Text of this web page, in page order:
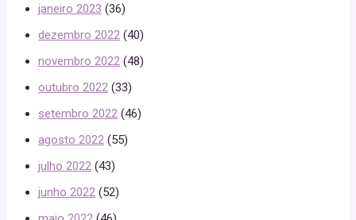
janeiro 2023 (36)
dezembro 2022 (40)
novembro 2022 (48)
outubro 2022 (33)
setembro 2022 (46)
agosto 2022 (55)
julho 2022 (43)
junho 2022 (52)